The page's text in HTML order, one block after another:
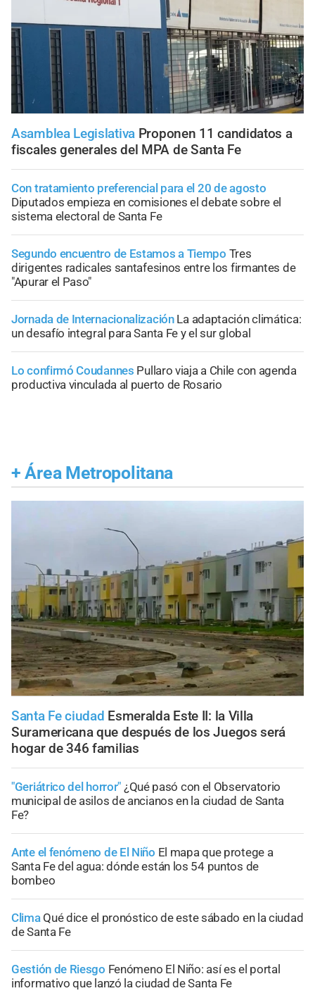
Asamblea Legislativa Proponen 11 candidatos a
fiscales generales del MPA de Santa Fe
Con tratamiento preferencial para el 20 de agosto
Diputados empieza en comisiones el debate sobre el
sistema electoral de Santa Fe
Segundo encuentro de Estamos a Tiempo Tres
dirigentes radicales santafesinos entre los firmantes de
"Apurar el Paso"
Jornada de Internacionalización La adaptación climática:
un desafío integral para Santa Fe y el sur global
Lo confirmó Coudannes Pullaro viaja a Chile con agenda
productiva vinculada al puerto de Rosario
+ Área Metropolitana
Santa Fe ciudad Esmeralda Este II: la Villa
Suramericana que después de los Juegos será
hogar de 346 familias
"Geriátrico del horror" ¿Qué pasó con el Observatorio
municipal de asilos de ancianos en la ciudad de Santa
Fe?
Ante el fenómeno de El Niño El mapa que protege a
Santa Fe del agua: dónde están los 54 puntos de
bombeo
Clima Qué dice el pronóstico de este sábado en la ciudad
de Santa Fe
Gestión de Riesgo Fenómeno El Niño: así es el portal
informativo que lanzó la ciudad de Santa Fe